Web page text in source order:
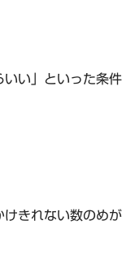
いい」といった条件
けきれない数のめが